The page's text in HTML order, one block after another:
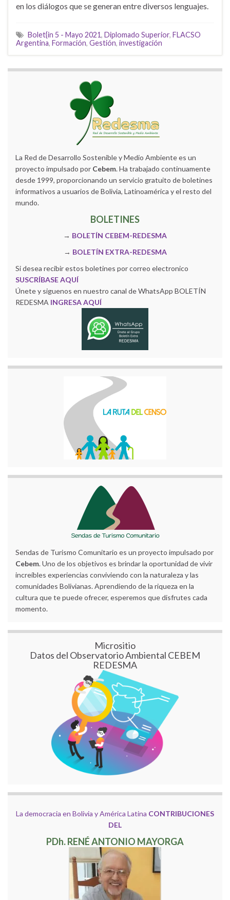
en los diálogos que se generan entre diversos lenguajes.
Bolet{in 5 - Mayo 2021, Diplomado Superior, FLACSO
Argentina, Formación, Gestión, investigación
La Red de Desarrollo Sostenible y Medio Ambiente es un
proyecto impulsado por Cebem. Ha trabajado continuamente
desde 1999, proporcionando un servicio gratuito de boletines
informativos a usuarios de Bolivia, Latinoamérica y el resto del
mundo.
BOLETINES
→ BOLETÍN CEBEM-REDESMA
→ BOLETÍN EXTRA-REDESMA
Si desea recibir estos boletines por correo electronico
SUSCRÍBASE AQUÍ
Únete y siguenos en nuestro canal de WhatsApp BOLETÍN
REDESMA INGRESA AQUÍ
Sendas de Turismo Comunitario es un proyecto impulsado por
Cebem. Uno de los objetivos es brindar la oportunidad de vivir
increíbles experiencias conviviendo con la naturaleza y las
comunidades Bolivianas. Aprendiendo de la riqueza en la
cultura que te puede ofrecer, esperemos que disfrutes cada
momento.
Micrositio
Datos del Observatorio Ambiental CEBEM
REDESMA
La democracia en Bolivia y América Latina CONTRIBUCIONES
DEL
PDh. RENÉ ANTONIO MAYORGA